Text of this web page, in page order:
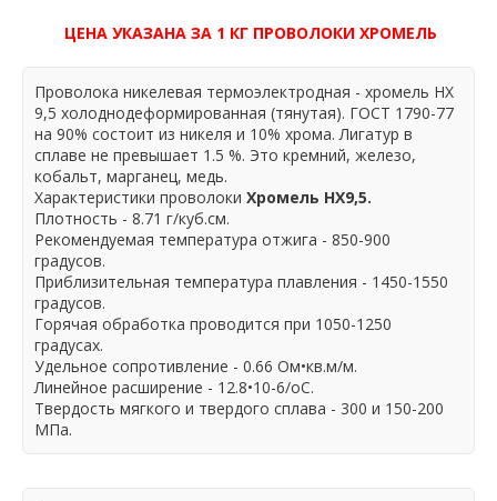
ЦЕНА УКАЗАНА ЗА 1 КГ ПРОВОЛОКИ ХРОМЕЛЬ
Проволока никелевая термоэлектродная - хромель НХ
9,5 холоднодеформированная (тянутая). ГОСТ 1790-77
на 90% состоит из никеля и 10% хрома. Лигатур в
сплаве не превышает 1.5 %. Это кремний, железо,
кобальт, марганец, медь.
Характеристики проволоки Хромель НХ9,5.
Плотность - 8.71 г/куб.см.
Рекомендуемая температура отжига - 850-900
градусов.
Приблизительная температура плавления - 1450-1550
градусов.
Горячая обработка проводится при 1050-1250
градусах.
Удельное сопротивление - 0.66 Ом•кв.м/м.
Линейное расширение - 12.8•10-6/оС.
Твердость мягкого и твердого сплава - 300 и 150-200
МПа.